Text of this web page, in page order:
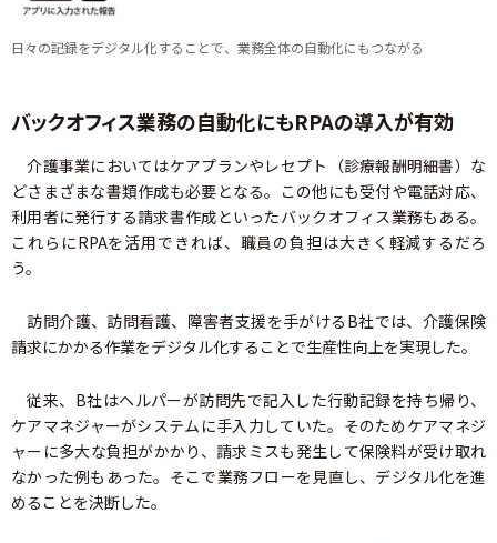
日々の記録をデジタル化することで、業務全体の自動化にもつながる
バックオフィス業務の自動化にもRPAの導入が有効
介護事業においてはケアプランやレセプト（診療報酬明細書）な
どさまざまな書類作成も必要となる。この他にも受付や電話対応、
利用者に発行する請求書作成といったバックオフィス業務もある。
これらにRPAを活用できれば、職員の負担は大きく軽減するだろ
う。
訪問介護、訪問看護、障害者支援を手がけるB社では、介護保険
請求にかかる作業をデジタル化することで生産性向上を実現した。
従来、B社はヘルパーが訪問先で記入した行動記録を持ち帰り、
ケアマネジャーがシステムに手入力していた。そのためケアマネジ
ャーに多大な負担がかかり、請求ミスも発生して保険料が受け取れ
なかった例もあった。そこで業務フローを見直し、デジタル化を進
めることを決断した。